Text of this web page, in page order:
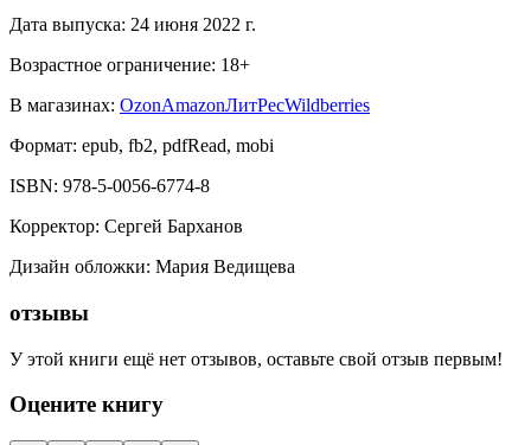
Дата выпуска: 24 июня 2022 г.
Возрастное ограничение: 18+
В магазинах: OzonAmazonЛитРесWildberries
Формат: epub, fb2, pdfRead, mobi
ISBN: 978-5-0056-6774-8
Корректор: Сергей Барханов
Дизайн обложки: Мария Ведищева
отзывы
У этой книги ещё нет отзывов, оставьте свой отзыв первым!
Оцените книгу